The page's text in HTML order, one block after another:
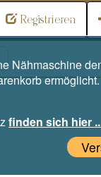
Registrieren
Nähmaschine
finden sich hier